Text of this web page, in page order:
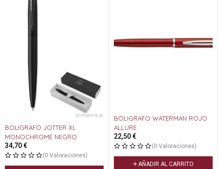
BOLIGRAFO JOTTER XL
MONOCHROME NEGRO
34,70€
(0 Valoraciones)
BOLIGRAFO WATERMAN ROJO
ALLURE
22,50€
(0 Valoraciones)
AÑADIR AL CARRITO